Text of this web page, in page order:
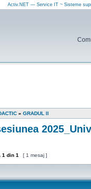
Activ.NET — Service IT ~ Sisteme
» GRADUL II
la subiect
1 din 1 [ 1 mesaj ]